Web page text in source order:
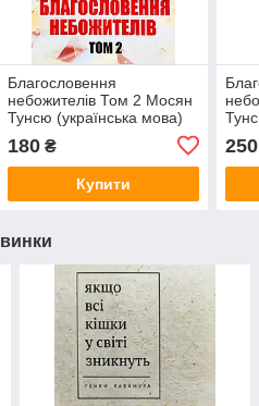
Благословення
небожителів Том 2 Мосян
Тунсю (українська мова)
180₴
Купити
250